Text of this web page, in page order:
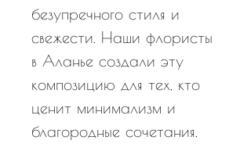
безупречного стиля и
свежести. Наши флористы
в Аланье создали эту
композицию для тех, кто
ценит минимализм и
благородные сочетания.